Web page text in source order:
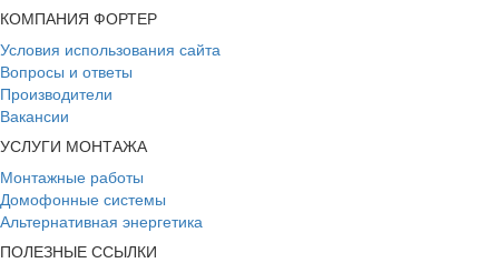
КОМПАНИЯ ФОРТЕР
Условия использования сайта
Вопросы и ответы
Производители
Вакансии
УСЛУГИ МОНТАЖА
Монтажные работы
Домофонные системы
Альтернативная энергетика
ПОЛЕЗНЫЕ ССЫЛКИ